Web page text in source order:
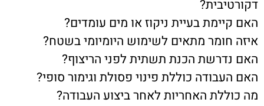
דקורטיבית?
האם קיימת בעיית ניקוז או מים עומדים?
איזה חומר מתאים לשימוש היומיומי בשטח?
האם נדרשת הכנת תשתית לפני הריצוף?
האם העבודה כוללת פינוי פסולת וגימור סופי?
מה כוללת האחריות לאחר ביצוע העבודה?